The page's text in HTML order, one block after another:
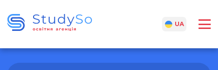
UA